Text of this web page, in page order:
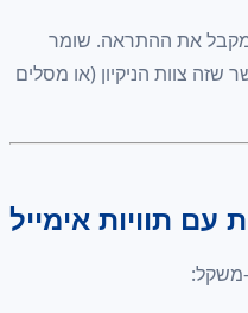
שומר
(או מסלים
אימייל